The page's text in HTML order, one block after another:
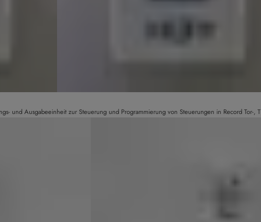
und Ausgabeeinheit zur Steuerung und Programmierung von Steuerungen in Record Tor-,